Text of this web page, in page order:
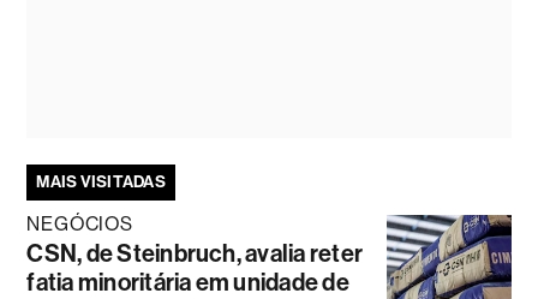
MAIS VISITADAS
NEGÓCIOS
CSN, de Steinbruch, avalia reter
fatia minoritária em unidade de